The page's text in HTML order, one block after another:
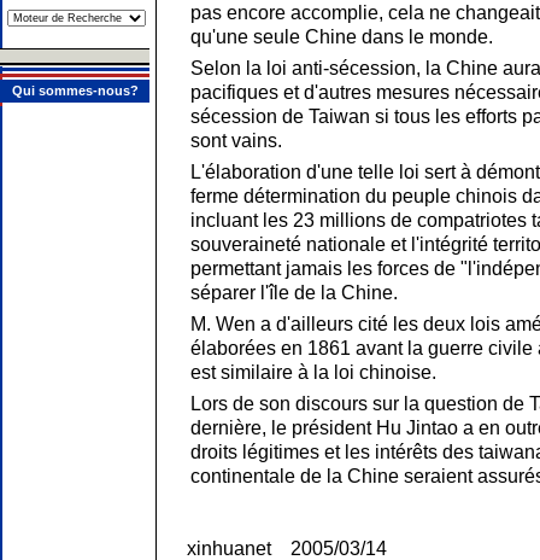
Qui sommes-nous?
pas encore accomplie, cela ne
qu'une seule Chine dans le monde.
Selon la loi anti-sécession, la Chine
pacifiques et d'autres mesures
sécession de Taiwan si tous les efforts
sont vains.
L'élaboration d'une telle loi sert à
ferme détermination du peuple chinois
incluant les 23 millions de compatriotes
souveraineté nationale et l'intégrité
permettant jamais les forces de
séparer l'île de la Chine.
M. Wen a d'ailleurs cité les deux lois
élaborées en 1861 avant la guerre
est similaire à la loi chinoise.
Lors de son discours sur la question de
dernière, le président Hu Jintao a en
droits légitimes et les intérêts des
continentale de la Chine seraient
xinhuanet 2005/03/14